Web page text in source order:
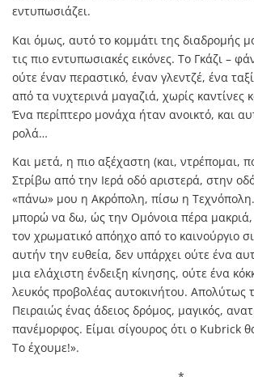
εντυπωσιάζει.
Και όμως, αυτό το κομμάτι της διαδρομής
τις πιο εντυπωσιακές εικόνες. Το Γκάζι –
ούτε έναν περαστικό, έναν γλεντζέ, ένα
από τα νυχτερινά μαγαζιά, χωρίς καντίνες
Ένα περίπτερο μονάχα ήταν ανοικτό, και
ρολά…
Και μετά, η πιο αξέχαστη (και, ντρέπομαι,
Στρίβω από την Ιερά oδό αριστερά, στην
«πάνω» μου η Ακρόπολη, πίσω η
μπορώ να δω, ώς την Ομόνοια πέρα μακριά,
τον χρωματικό απόηχο από το καινούργιο
αυτήν την ευθεία, δεν υπάρχει ούτε ένα
μια ελάχιστη ένδειξη κίνησης, ούτε ένα
λευκός προβολέας αυτοκινήτου. Απολύτως
Πειραιώς ένας άδειος δρόμος, μαγικός,
πανέμορφος. Είμαι σίγουρος ότι ο Kubrick
To έχουμε!».